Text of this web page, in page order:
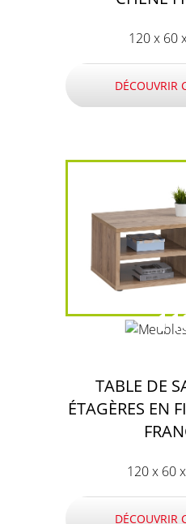
120 x 60
DÉCOUVRIR
TABLE DE
ÉTAGÈRES EN
120 x 60
DÉCOUVRIR